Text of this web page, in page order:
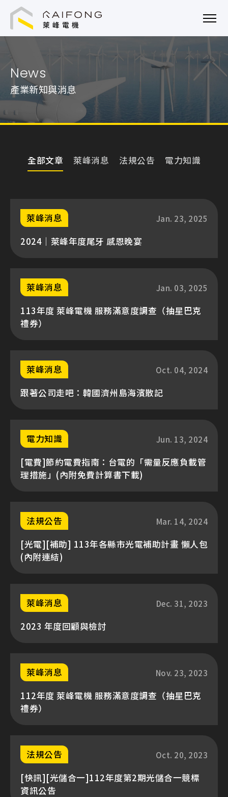
萊峰電機技術顧問股份有限公司
News
產業新知與消息
全部文章 萊峰消息 法規公告 電力知識
萊峰消息 Jan. 23, 2025
2024｜萊峰年度尾牙 感恩晚宴
萊峰消息 Jan. 03, 2025
113年度 萊峰電機 服務滿意度調查（抽星巴克
禮券）
萊峰消息 Oct. 04, 2024
跟著公司走吧：韓國濟州島海濱散記
電力知識 Jun. 13, 2024
[電費]節約電費指南：台電的「需量反應負載管
理措施」(內附免費計算書下載)
法規公告 Mar. 14, 2024
[光電][補助] 113年各縣市光電補助計畫 懶人包
(內附連結)
萊峰消息 Dec. 31, 2023
2023 年度回顧與檢討
萊峰消息 Nov. 23, 2023
112年度 萊峰電機 服務滿意度調查（抽星巴克
禮券）
法規公告 Oct. 20, 2023
[快訊][光儲合一]112年度第2期光儲合一競標
資訊公告